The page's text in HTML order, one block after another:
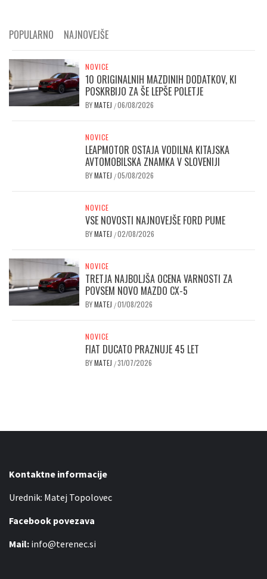
POPULARNO NAJNOVEJŠE
NOVICE
10 ORIGINALNIH MAZDINIH DODATKOV, KI
POSKRBIJO ZA ŠE LEPŠE POLETJE
BYMATEJ /06/08/2026
NOVICE
LEAPMOTOR OSTAJA VODILNA KITAJSKA
AVTOMOBILSKA ZNAMKA V SLOVENIJI
BYMATEJ /05/08/2026
NOVICE
VSE NOVOSTI NAJNOVEJŠE FORD PUME
BYMATEJ /02/08/2026
NOVICE
TRETJA NAJBOLJŠA OCENA VARNOSTI ZA
POVSEM NOVO MAZDO CX-5
BYMATEJ /01/08/2026
NOVICE
FIAT DUCATO PRAZNUJE 45 LET
BYMATEJ /31/07/2026
Kontaktne informacije
Urednik: Matej Topolovec
Facebook povezava
Mail: info@terenec.si